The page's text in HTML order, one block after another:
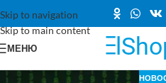
Skip to navigation
Skip to main content
МЕНЮ